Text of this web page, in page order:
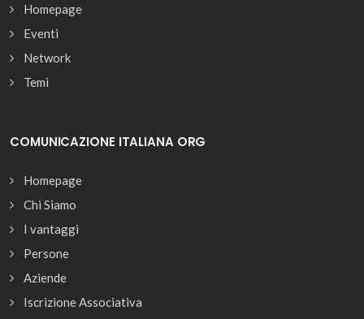
Homepage
Eventi
Network
Temi
COMUNICAZIONE ITALIANA ORG
Homepage
Chi Siamo
I vantaggi
Persone
Aziende
Iscrizione Associativa